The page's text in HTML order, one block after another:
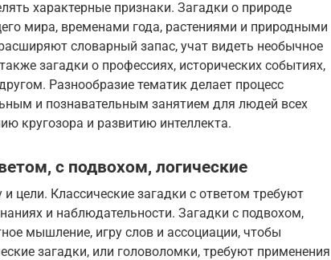
характерные признаки. Загадки о природе
мира, временами года, растениями и природными
словарный запас, учат видеть необычное
загадки о профессиях, исторических событиях,
Разнообразие тематик делает процесс
и познавательным занятием для людей всех
кругозора и развитию интеллекта.
с подвохом, логические
цели. Классические загадки с ответом требуют
и наблюдательности. Загадки с подвохом,
мышление, игру слов и ассоциации, чтобы
загадки, или головоломки, требуют применения